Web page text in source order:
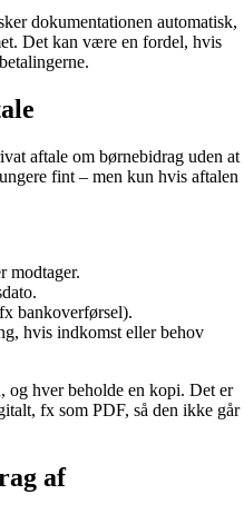
dokumentationen automatisk,
Det kan være en fordel, hvis
aftale om børnebidrag uden at
fint – men kun hvis aftalen
modtager.
bankoverførsel).
hvis indkomst eller behov
og hver beholde en kopi. Det er
fx som PDF, så den ikke går
af